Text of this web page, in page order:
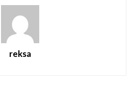
reksa